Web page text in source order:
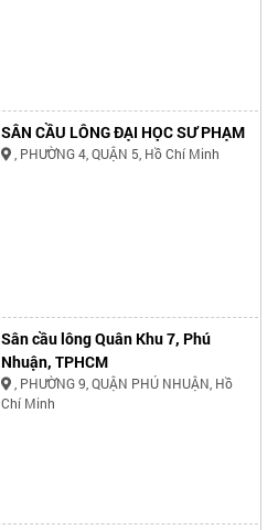
SÂN CẦU LÔNG ĐẠI HỌC SƯ PHẠM
, PHƯỜNG 4, QUẬN 5, Hồ Chí Minh
Sân cầu lông Quân Khu 7, Phú
Nhuận, TPHCM
, PHƯỜNG 9, QUẬN PHÚ NHUẬN, Hồ
Chí Minh